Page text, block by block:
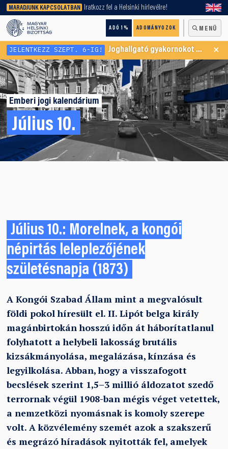
MARADJUNK KAPCSOLATBAN Iratkozz fel a Helsinki hírlevélre!
ADÓ 1% ADOMÁNYOZOK MENÜ
keresőnket!
JELENTKEZZ SZEPT. 6-IG! Joghallgató gyakornokot keresünk Menekültügyi Programunkba ×
Emberi jogi kalendárium
Július 10.
Július 10.: Morelnek, a kongói
népirtás leleplezőjének
születésnapja (1873)
A Kongói Szabad Állam mint a megvalósult
földi pokol híresült el. II. Lipót belga király
magánbirtokán hosszú időn át háborítatlanul
folyhatott a helybeli lakosság brutális
kizsákmányolása, megalázása, kínzása és
legyilkolása. Abban, hogy a visszafogott
becslések szerint 1,5–3 millió áldozatot szedő
terrornak végül 1908-ban mégis véget vetettek,
a nemzetközi nyomásnak is komoly szerepe
volt. A közvélemény szemét azok a szakszerű
és megrázó híradások nyitották fel, amelyek